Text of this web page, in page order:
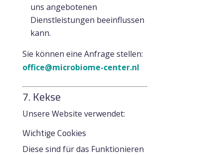
uns angebotenen
Dienstleistungen beeinflussen
kann.
Sie können eine Anfrage stellen:
office@microbiome-center.nl
7. Kekse
Unsere Website verwendet:
Wichtige Cookies
Diese sind für das Funktionieren